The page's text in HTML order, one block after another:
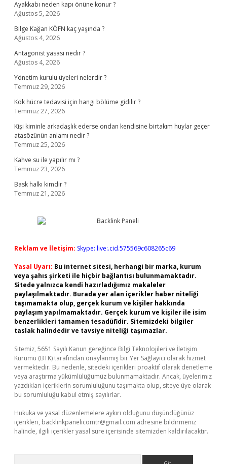
Ayakkabı neden kapı önüne konur ?
Ağustos 5, 2026
Bilge Kağan KÖFN kaç yaşında ?
Ağustos 4, 2026
Antagonist yasası nedir ?
Ağustos 4, 2026
Yönetim kurulu üyeleri nelerdir ?
Temmuz 29, 2026
Kök hücre tedavisi için hangi bölüme gidilir ?
Temmuz 27, 2026
Kişi kiminle arkadaşlık ederse ondan kendisine birtakım huylar geçer
atasözünün anlamı nedir ?
Temmuz 25, 2026
Kahve su ile yapılır mı ?
Temmuz 23, 2026
Bask halkı kimdir ?
Temmuz 21, 2026
Reklam ve İletişim: Skype: live:.cid.575569c608265c69
Yasal Uyarı: Bu internet sitesi, herhangi bir marka, kurum
veya şahıs şirketi ile hiçbir bağlantısı bulunmamaktadır.
Sitede yalnızca kendi hazırladığımız makaleler
paylaşılmaktadır. Burada yer alan içerikler haber niteliği
taşımamakta olup, gerçek kurum ve kişiler hakkında
paylaşım yapılmamaktadır. Gerçek kurum ve kişiler ile isim
benzerlikleri tamamen tesadüfidir. Sitemizdeki bilgiler
taslak halindedir ve tavsiye niteliği taşımazlar.
Sitemiz, 5651 Sayılı Kanun gereğince Bilgi Teknolojileri ve İletişim
Kurumu (BTK) tarafından onaylanmış bir Yer Sağlayıcı olarak hizmet
vermektedir. Bu nedenle, sitedeki içerikleri proaktif olarak denetleme
veya araştırma yükümlülüğümüz bulunmamaktadır. Ancak, üyelerimiz
yazdıkları içeriklerin sorumluluğunu taşımakta olup, siteye üye olarak
bu sorumluluğu kabul etmiş sayılırlar.
Hukuka ve yasal düzenlemelere aykırı olduğunu düşündüğünüz
içerikleri, backlinkpanelicomtr@gmail.com adresine bildirmeniz
halinde, ilgili içerikler yasal süre içerisinde sitemizden kaldırılacaktır.